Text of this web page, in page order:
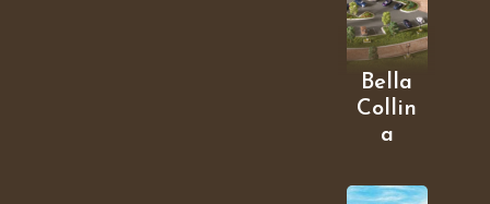
Bella
Collin
a